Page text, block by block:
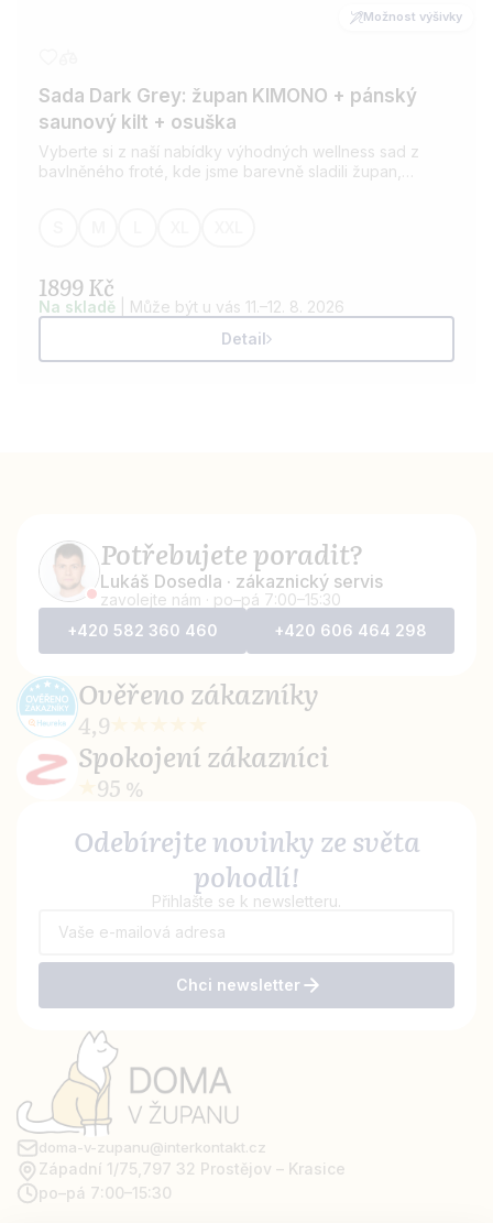
Možnost výšivky
Sada Dark Grey: župan KIMONO + pánský
saunový kilt + osuška
Vyberte si z naší nabídky výhodných wellness sad z
bavlněného froté, kde jsme barevně sladili župan,
1899 Kč
Na skladě
Může být u vás 11.–12. 8. 2026
Detail
Potřebujete poradit?
Lukáš Dosedla · zákaznický servis
zavolejte nám · po–pá 7:00–15:30
+420 582 360 460
+420 606 464 298
Ověřenozákazníky
4,9
Spokojenízákazníci
95 %
Odebírejte novinky ze světa
pohodlí!
Přihlašte se k newsletteru.
Chci newsletter
doma-v-zupanu@interkontakt.cz
Západní 1/75, 797 32 Prostějov – Krasice
po–pá 7:00–15:30